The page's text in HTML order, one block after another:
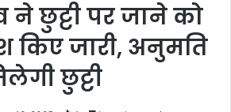
छुट्टी पर जाने को
किए जारी, अनुमति
छुट्टी